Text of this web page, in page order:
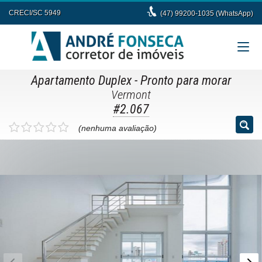
CRECI/SC 5949 (47) 99200-1035 (WhatsApp)
Apartamento Duplex- Pronto para morar
Vermont
#2.067
(nenhuma avaliação)